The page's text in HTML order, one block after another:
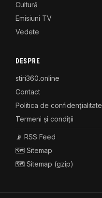
Cultură
Emisiuni TV
Vedete
DESPRE
stiri360.online
Contact
Politica de confidențialitate
Termeni și condiții
📡 RSS Feed
🗺️ Sitemap
🗺️ Sitemap (gzip)